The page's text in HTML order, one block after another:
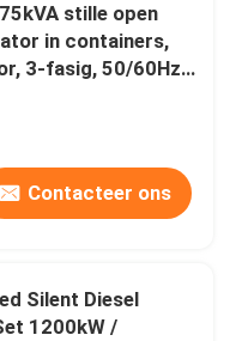
stille open
in containers,
3-fasig, 50/60Hz,
Contacteer ons
Silent Diesel
1200kW /